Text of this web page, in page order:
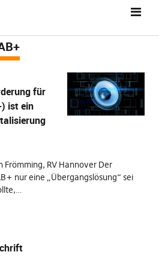
für
ist ein
Frömming, RV Hannover Der
nur eine „Übergangslösung“ sei